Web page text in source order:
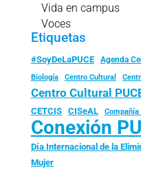
Vida en campus
Voces
Etiquetas
#SoyDeLaPUCE Agenda
Biología
Centro Cultural
Centro Cultural
CETCIS CISeAL
Conexión
Día Internacional de la
Mujer